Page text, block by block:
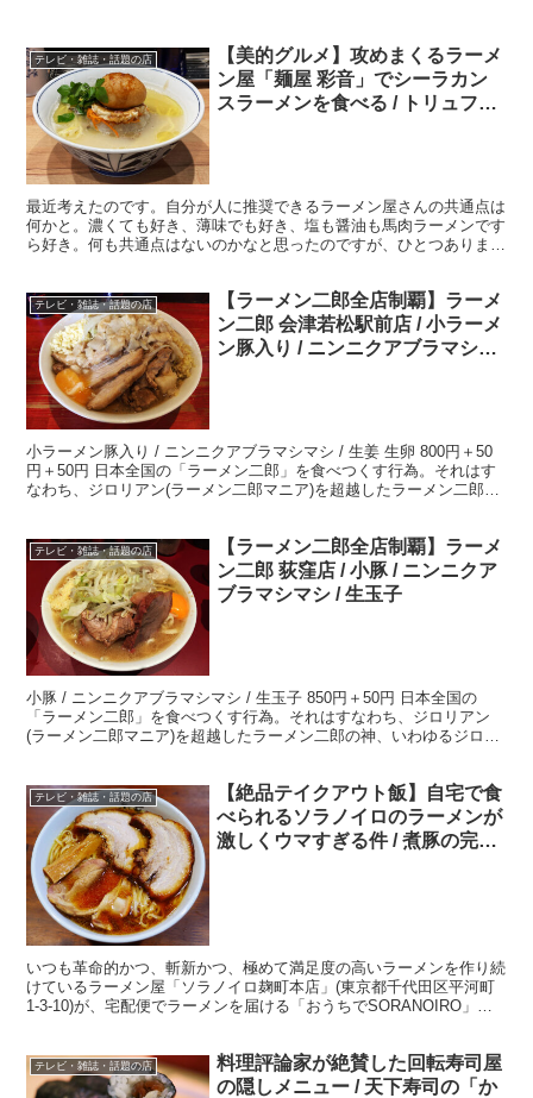
テレビ・雑誌・話題の店
【美的グルメ】攻めまくるラーメ
ン屋「麺屋 彩音」でシーラカン
スラーメンを食べる / トリュフ濃
最近考えたのです。自分が人に推奨できるラーメン屋さんの共通点は
何かと。濃くても好き、薄味でも好き、塩も醤油も馬肉ラーメンです
ら好き。何も共通点はないのかなと思ったのですが、ひとつありまし
テレビ・雑誌・話題の店
【ラーメン二郎全店制覇】ラーメ
ン二郎 会津若松駅前店 / 小ラーメ
ン豚入り / ニンニクアブラマシマ
小ラーメン豚入り / ニンニクアブラマシマシ / 生姜 生卵 800円＋50
円＋50円 日本全国の「ラーメン二郎」を食べつくす行為。それはす
なわち、ジロリアン(ラーメン二郎マニア)を超越したラーメン二郎の
テレビ・雑誌・話題の店
【ラーメン二郎全店制覇】ラーメ
ン二郎 荻窪店 / 小豚 / ニンニクア
ブラマシマシ / 生玉子
小豚 / ニンニクアブラマシマシ / 生玉子 850円＋50円 日本全国の
「ラーメン二郎」を食べつくす行為。それはすなわち、ジロリアン
(ラーメン二郎マニア)を超越したラーメン二郎の神、いわゆるジロリ
テレビ・雑誌・話題の店
【絶品テイクアウト飯】自宅で食
べられるソラノイロのラーメンが
激しくウマすぎる件 / 煮豚の完成
いつも革命的かつ、斬新かつ、極めて満足度の高いラーメンを作り続
けているラーメン屋「ソラノイロ麹町本店」(東京都千代田区平河町
1-3-10)が、宅配便でラーメンを届ける「おうちでSORANOIRO」を
テレビ・雑誌・話題の店
料理評論家が絶賛した回転寿司屋
の隠しメニュー / 天下寿司の「か